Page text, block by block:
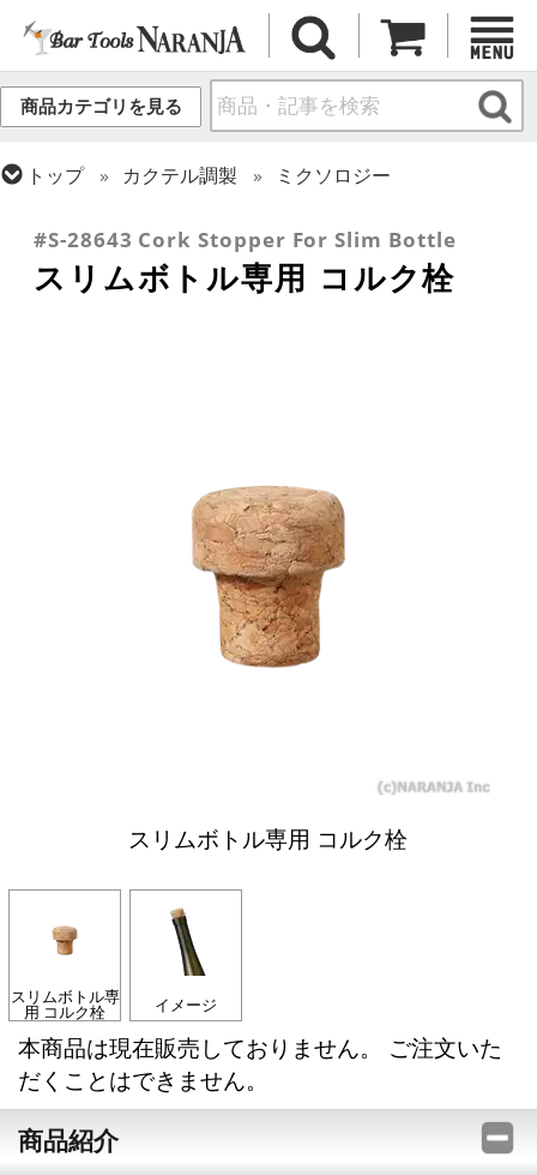
商品カテゴリを見る
トップ カクテル調製
ミクソロジー
#S-28643 Cork Stopper For Slim Bottle
スリムボトル専用 コルク栓
スリムボトル専用 コルク栓
スリムボトル専
用 コルク栓 イメージ
本商品は現在販売しておりません。 ご注文いた
だくことはできません。
商品紹介